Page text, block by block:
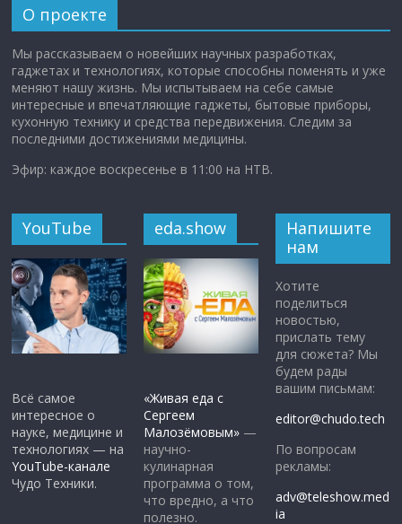
О проекте
Мы рассказываем о новейших научных разработках,
гаджетах и технологиях, которые способны поменять и уже
меняют нашу жизнь. Мы испытываем на себе самые
интересные и впечатляющие гаджеты, бытовые приборы,
кухонную технику и средства передвижения. Следим за
последними достижениями медицины.
Эфир: каждое воскресенье в 11:00 на НТВ.
YouTube
Всё самое
интересное о
науке, медицине и
технологиях — на
YouTube-канале
Чудо Техники.
eda.show
«Живая еда с
Сергеем
Малозёмовым» —
научно-
кулинарная
программа о том,
что вредно, а что
полезно.
Напишите
нам
Хотите
поделиться
новостью,
прислать тему
для сюжета? Мы
будем рады
вашим письмам:
editor@chudo.tech
По вопросам
рекламы:
adv@teleshow.med
ia